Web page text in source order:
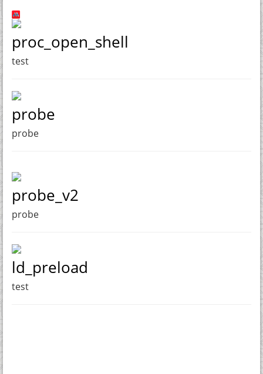
proc_open_shell
test
probe
probe
probe_v2
probe
ld_preload
test